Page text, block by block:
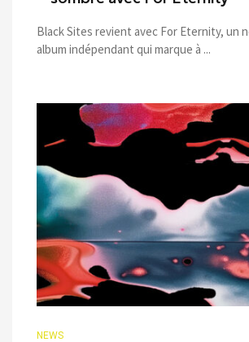
Black Sites revient avec For Eternity, un
album indépendant qui marque à ...
NEWS